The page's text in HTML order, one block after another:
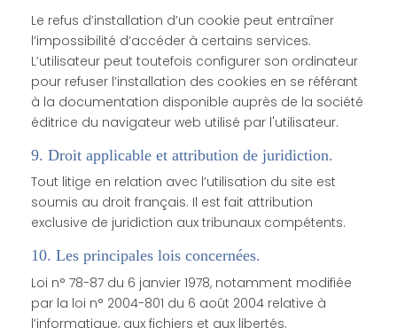
Le refus d’installation d’un cookie peut entraîner
l’impossibilité d’accéder à certains services.
L’utilisateur peut toutefois configurer son ordinateur
pour refuser l’installation des cookies en se référant
à la documentation disponible auprès de la société
éditrice du navigateur web utilisé par l'utilisateur.
9. Droit applicable et attribution de juridiction.
Tout litige en relation avec l’utilisation du site est
soumis au droit français. Il est fait attribution
exclusive de juridiction aux tribunaux compétents.
10. Les principales lois concernées.
Loi n° 78-87 du 6 janvier 1978, notamment modifiée
par la loi n° 2004-801 du 6 août 2004 relative à
l’informatique, aux fichiers et aux libertés.